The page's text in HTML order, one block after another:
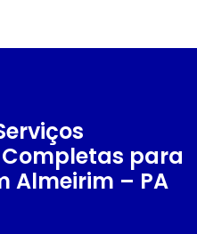
para
Almeirim – PA